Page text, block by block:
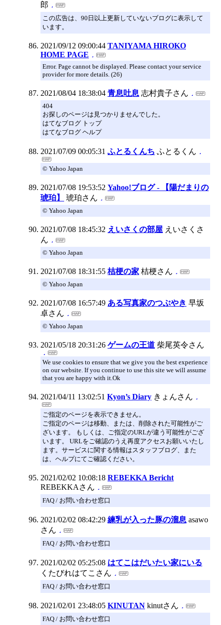
郎
この広告は、90日以上更新していないブログに表示して
います。
2021/09/12 09:00:44 TANIYAMA HIROKO
HOME PAGE
Error. Page cannot be displayed. Please contact your service
provider for more details. (26)
2021/08/04 18:38:04 青息吐息 志村貴子さん
404
お探しのページは見つかりませんでした。
はてなブログ トップ
はてなブログ ヘルプ
2021/07/09 00:05:31 ふとるくんち ふとるくん
© Yahoo Japan
2021/07/08 19:53:52 Yahoo!ブログ - 【陽だまりの
琥珀】
琥珀さん
© Yahoo Japan
2021/07/08 18:45:32 えいさくの部屋 えいさくさ
ん
© Yahoo Japan
2021/07/08 18:31:55 桔梗の家 桔梗さん
© Yahoo Japan
2021/07/08 16:57:49 ある写真家のつぶやき 早坂
卓さん
© Yahoo Japan
2021/05/18 20:31:26 ゲームの王道 柴尾英令さん
We use cookies to ensure that we give you the best experience
on our website. If you continue to use this site we will assume
that you are happy with it.Ok
2021/04/11 13:02:51 Kyon’s Diary きょんさん
ご指定のページを表示できません。
ご指定のページは移動、または、削除された可能性がご
ざいます。 もしくは、ご指定のURLが違う可能性がござ
います。 URLをご確認のうえ再度アクセスお願いいたし
ます。サービスに関する情報はスタッフブログ、また
は、ヘルプにてご確認ください。
2021/02/02 10:08:18 REBEKKA Bericht
REBEKKAさん
FAQ / お問い合わせ窓口
2021/02/02 08:42:29 練乳が入った豚の溜息 asawo
さん
FAQ / お問い合わせ窓口
2021/02/02 05:25:08 はてこはだいたい家にいる
くたびれはてこさん
FAQ / お問い合わせ窓口
2021/02/01 23:48:05 KINUTAN kinutさん
FAQ / お問い合わせ窓口